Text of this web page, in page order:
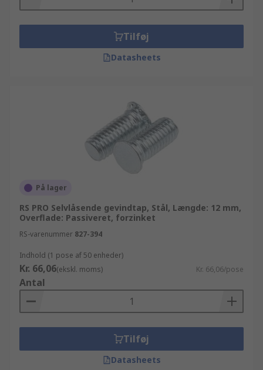
Tilføj
Datasheets
På lager
RS PRO Selvlåsende gevindtap, Stål, Længde: 12 mm,
Overflade: Passiveret, forzinket
RS-varenummer 827-394
Indhold (1 pose af 50 enheder)
Kr. 66,06(ekskl. moms) Kr. 66,06/pose
Antal
Tilføj
Datasheets